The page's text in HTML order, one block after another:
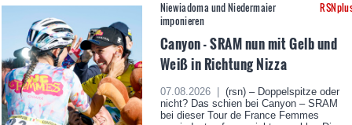
Niewiadoma und Niedermaier
imponieren
Canyon - SRAM nun mit Gelb und
Weiß in Richtung Nizza
07.08.2026 |
(rsn) – Doppelspitze oder
nicht? Das schien bei Canyon – SRAM
bei dieser Tour de France Femmes